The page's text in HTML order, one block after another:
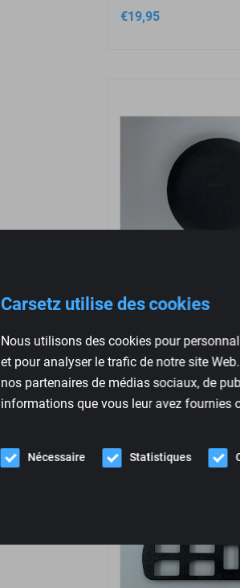
Carsetz utilise des cookies
Nous utilisons des cookies pour
et pour analyser le trafic de notre site
nos partenaires de médias sociaux, de
informations que vous leur avez fournies
Nécessaire Statistiques
€19,95
Couvercle Bouton de
€13,95